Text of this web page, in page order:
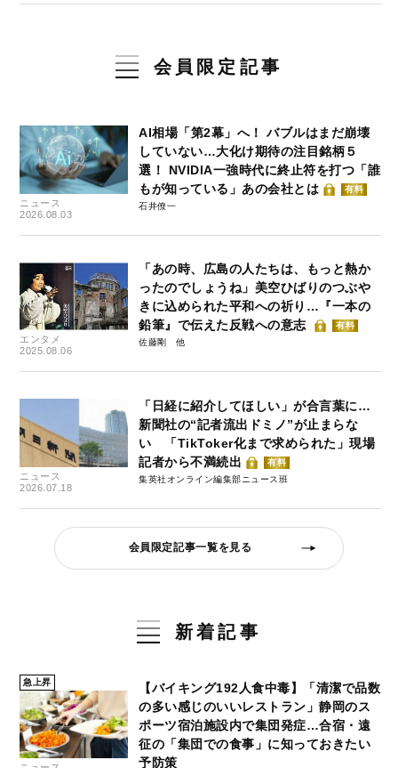
会員限定記事
ニュース
2026.08.03
AI相場「第2幕」へ！ バブルはまだ崩壊
していない…大化け期待の注目銘柄５
選！ NVIDIA一強時代に終止符を打つ「誰
もが知っている」あの会社とは
有料
石井僚一
エンタメ
2025.08.06
「あの時、広島の人たちは、もっと熱か
ったのでしょうね」美空ひばりのつぶや
きに込められた平和への祈り…『一本の
鉛筆』で伝えた反戦への意志
有料
佐藤剛
ニュース
2026.07.18
「日経に紹介してほしい」が合言葉に…
新聞社の“記者流出ドミノ”が止まらな
い 「TikToker化まで求められた」現場
記者から不満続出
有料
集英社オンライン編集部ニュース班
会員限定記事一覧を見る
新着記事
急上昇
【バイキング192人食中毒】「清潔で品数
の多い感じのいいレストラン」静岡のス
ポーツ宿泊施設内で集団発症…合宿・遠
征の「集団での食事」に知っておきたい
予防策